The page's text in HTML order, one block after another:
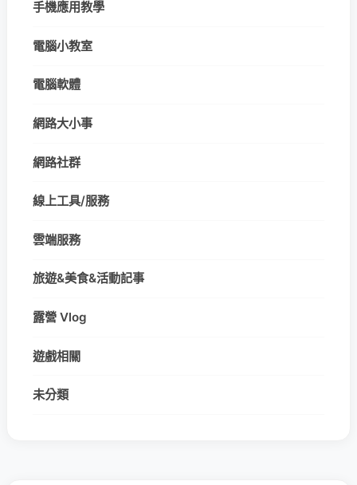
手機應用教學
電腦小教室
電腦軟體
網路大小事
網路社群
線上工具/服務
雲端服務
旅遊&美食&活動記事
露營 Vlog
遊戲相關
未分類